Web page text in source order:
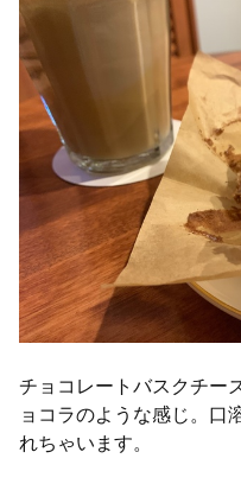
チョコレートバスクチー
ョコラのような感じ。口
れちゃいます。